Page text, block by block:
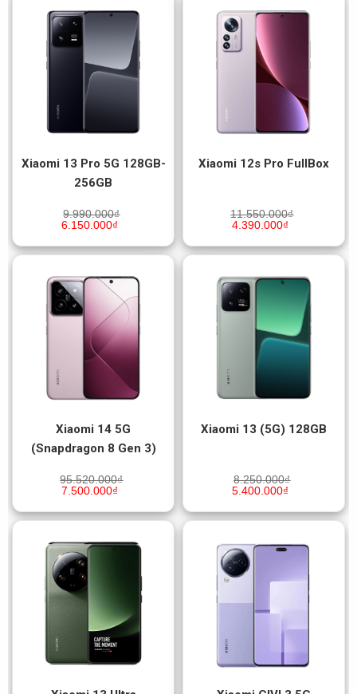
Xiaomi 13 Pro 5G 128GB-
256GB
9.990.000₫
6.150.000₫
Xiaomi 12s Pro FullBox
11.550.000₫
4.390.000₫
Xiaomi 14 5G
(Snapdragon 8 Gen 3)
95.520.000₫
7.500.000₫
Xiaomi 13 (5G) 128GB
8.250.000₫
5.400.000₫